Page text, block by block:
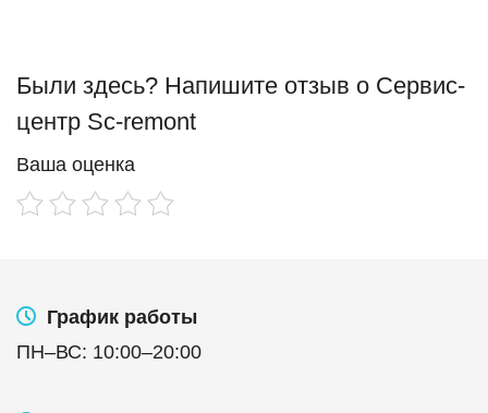
Были здесь? Напишите отзыв о Сервис-
центр Sc-remont
Ваша оценка
График работы
ПН–ВС: 10:00–20:00